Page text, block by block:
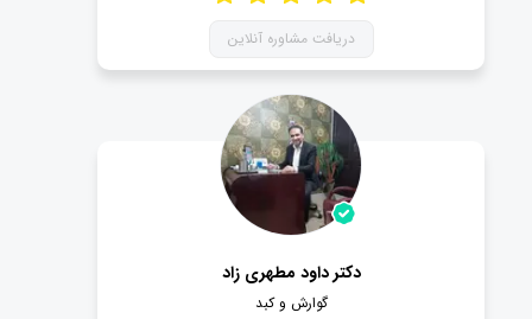
دریافت مشاوره آنلاین
دکتر داود مطهری زاد
گوارش و کبد